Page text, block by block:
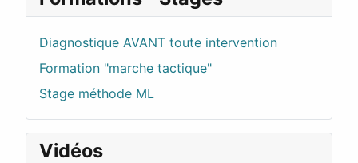
Diagnostique AVANT toute intervention
Formation "marche tactique"
Stage méthode ML
Vidéos